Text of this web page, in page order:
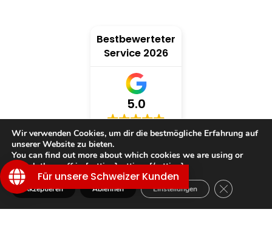
Bestbewerteter
Service 2026
5.0
verifiziert von: Trustindex
TRAUMWELT
Wir verwenden Cookies, um dir die bestmögliche Erfahrung auf
unserer Website zu bieten.
You can find out more about which cookies we are using or
switch them off in {setting]settings{/setting].
Akzeptieren Ablehnen Einstellungen GDPR
Für unsere Schweizer Kunden